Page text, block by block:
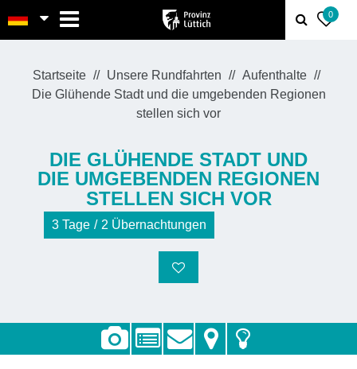
0
Startseite Unsere Rundfahrten
Aufenthalte
Die Glühende Stadt und die umgebenden Regionen
stellen sich vor
DIE GLÜHENDE STADT UND
DIE UMGEBENDEN REGIONEN
STELLEN SICH VOR
3 Tage 2 Übernachtungen